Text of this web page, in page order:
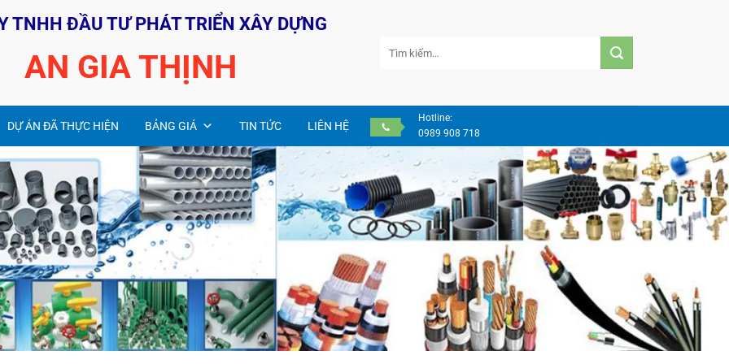
TNHH ĐẦU TƯ PHÁT TRIỂN XÂY DỰNG
AN GIA THỊNH
kiếm:
DỰ ÁN ĐÃ THỰC HIỆN BẢNG GIÁ TIN TỨC LIÊN HỆ
Hotline:
0989 908 718